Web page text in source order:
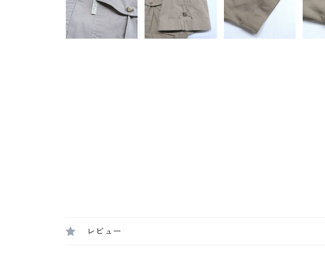
レビュー